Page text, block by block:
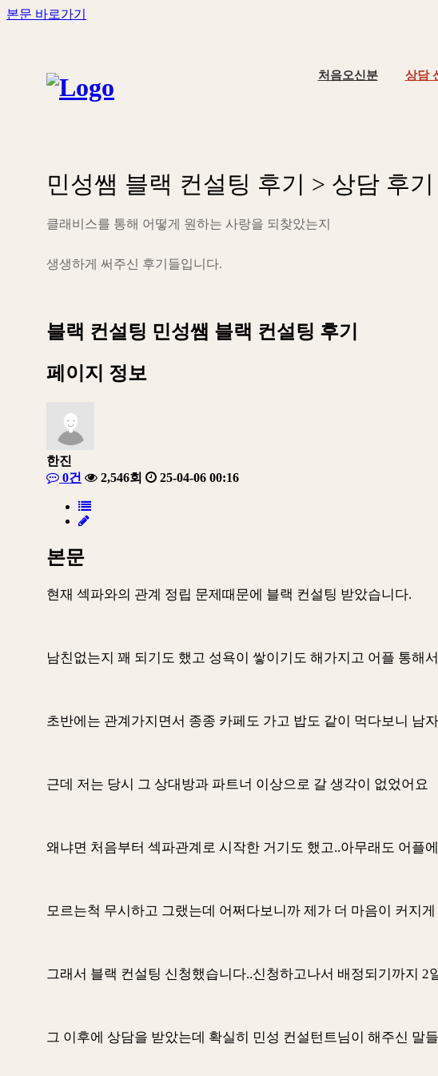
본문 바로가기
처음오신분 상담
민성쌤 블랙 컨설 팅 후기 > 상담 후기
클래 비 스를 통해 어 떻게 원하는 사랑을 되 찾았는지
생생하게 써 주신 후기 들입니 다.
블랙 컨설팅 민성쌤 블랙 컨설팅 후기
페이지 정보
한진
0건
2,546회 25-04-06 00:16
본문
현재 섹파와의 관계 정립 문제때문에 블랙 컨설팅 받았습니다.
남친없는지 꽤 되기도 했고 성욕이 쌓이기도 해가지고 어플 통해
초반에는 관계가지면서 종종 카페도 가고 밥도 같이 먹다보니 남
근데 저는 당시 그 상대방과 파트너 이상으로 갈 생각이 없었어요
왜냐면 처음부터 섹파관계로 시작한 거기도 했고..아무래도 어플
모르는척 무시하고 그랬는데 어쩌다보니까 제가 더 마음이 커지
그래서 블랙 컨설팅 신청했습니다..신청하고나서 배정되기까지 2
그 이후에 상담을 받았는데 확실히 민성 컨설턴트님이 해주신 말